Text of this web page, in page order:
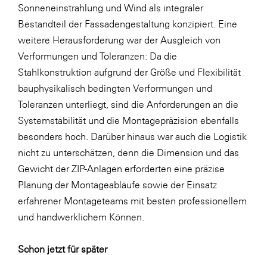
Sonneneinstrahlung und Wind als integraler
Bestandteil der Fassadengestaltung konzipiert. Eine
weitere Herausforderung war der Ausgleich von
Verformungen und Toleranzen: Da die
Stahlkonstruktion aufgrund der Größe und Flexibilität
bauphysikalisch bedingten Verformungen und
Toleranzen unterliegt, sind die Anforderungen an die
Systemstabilität und die Montagepräzision ebenfalls
besonders hoch. Darüber hinaus war auch die Logistik
nicht zu unterschätzen, denn die Dimension und das
Gewicht der ZIP-Anlagen erforderten eine präzise
Planung der Montageabläufe sowie der Einsatz
erfahrener Montageteams mit besten professionellem
und handwerklichem Können.
Schon jetzt für später